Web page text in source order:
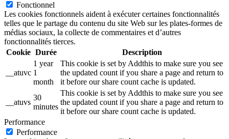
Fonctionnel
Les cookies fonctionnels aident à exécuter certaines fonctionnalités
telles que le partage du contenu du site Web sur les plates-formes de
médias sociaux, la collecte de commentaires et d’autres
fonctionnalités tierces.
Cookie Durée Description
__atuvc
1 year
1
month
This cookie is set by Addthis to make sure you see
the updated count if you share a page and return to
it before our share count cache is updated.
__atuvs
30
minutes
This cookie is set by Addthis to make sure you see
the updated count if you share a page and return to
it before our share count cache is updated.
Performance
Performance